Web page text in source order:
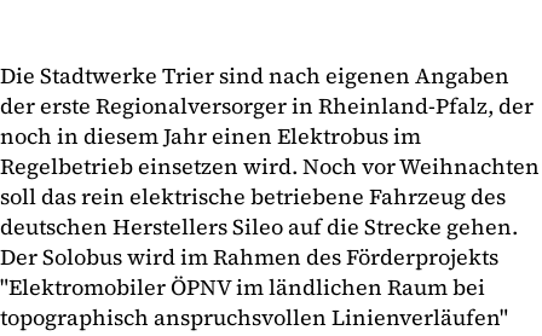
Die Stadtwerke Trier sind nach eigenen Angaben
der erste Regionalversorger in Rheinland-Pfalz, der
noch in diesem Jahr einen Elektrobus im
Regelbetrieb einsetzen wird. Noch vor Weihnachten
soll das rein elektrische betriebene Fahrzeug des
deutschen Herstellers Sileo auf die Strecke gehen.
Der Solobus wird im Rahmen des Förderprojekts
"Elektromobiler ÖPNV im ländlichen Raum bei
topographisch anspruchsvollen Linienverläufen"